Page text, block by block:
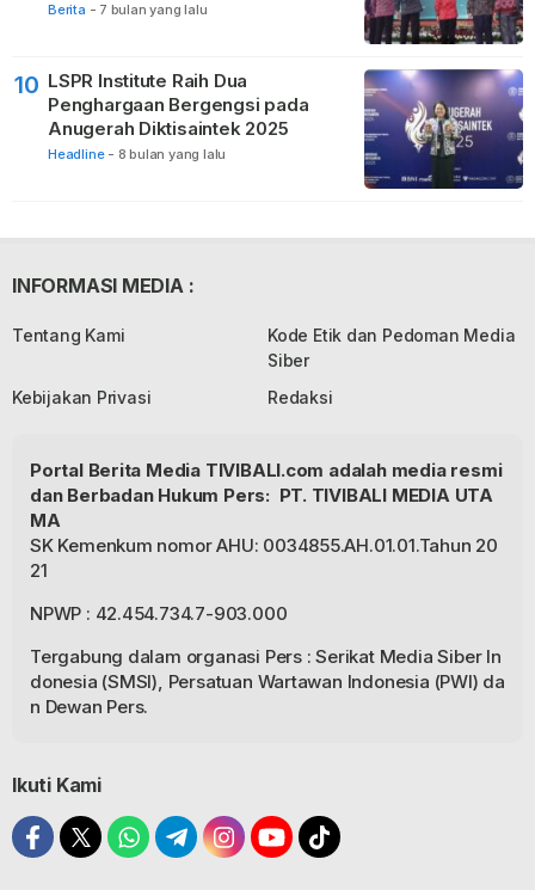
Berita - 7 bulan yang lalu
10 LSPR Institute Raih Dua
Penghargaan Bergengsi pada
Anugerah Diktisaintek 2025
Headline - 8 bulan yang lalu
INFORMASI MEDIA :
Tentang Kami
Kode Etik dan Pedoman Media
Siber
Kebijakan Privasi
Redaksi
Portal Berita Media TIVIBALI.com adalah media resmi
dan Berbadan Hukum Pers: PT. TIVIBALI MEDIA UTA
MA
SK Kemenkum nomor AHU: 0034855.AH.01.01.Tahun 20
21
NPWP : 42.454.734.7-903.000
Tergabung dalam organasi Pers : Serikat Media Siber In
donesia (SMSI), Persatuan Wartawan Indonesia (PWI) da
n Dewan Pers.
Ikuti Kami